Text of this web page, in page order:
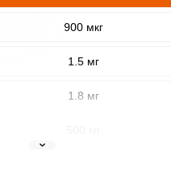
900 мкг
1.5 мг
1.8 мг